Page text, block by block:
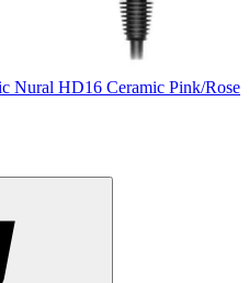
Nural HD16 Ceramic Pink/Rose